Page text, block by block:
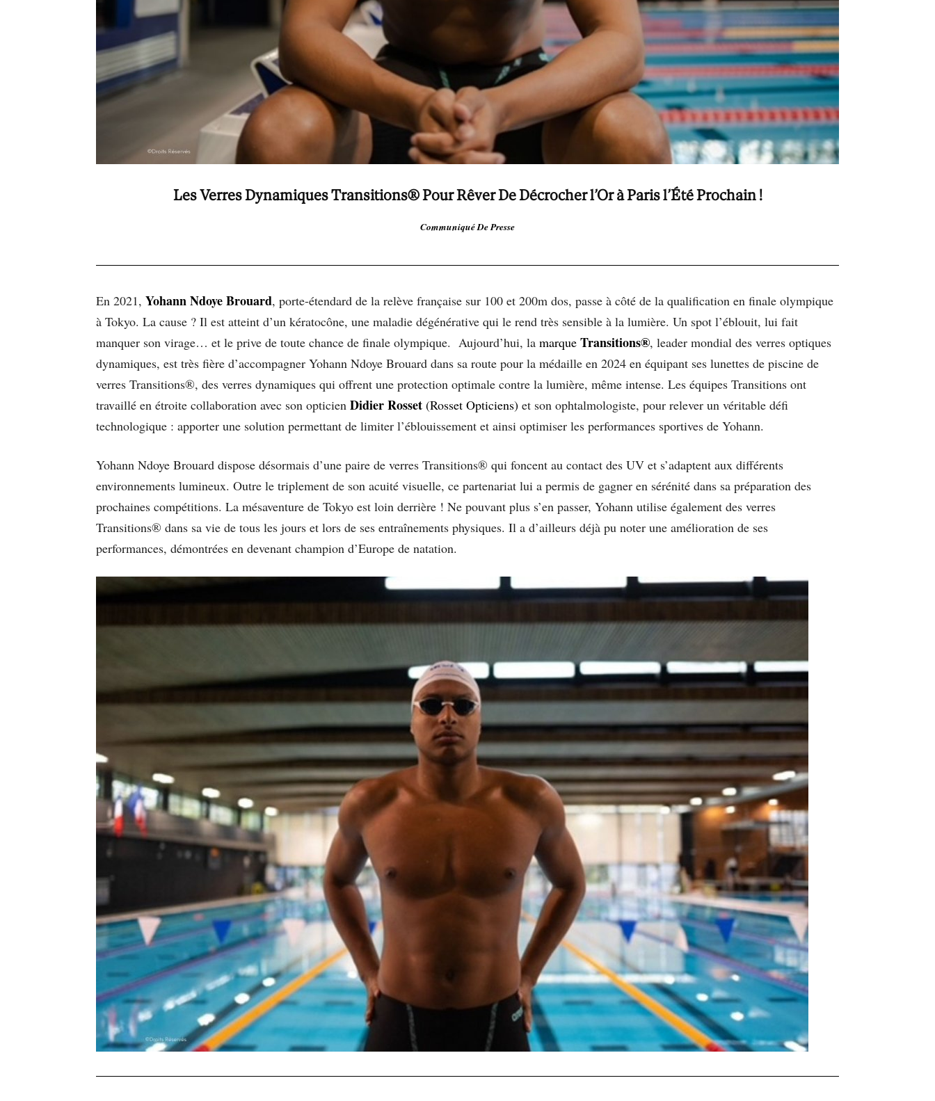
Les Verres Dynamiques Transitions®Pour Rêver De Décrocher l’Or à Paris l’Été Prochain !
Communiqué De Presse
En 2021, Yohann Ndoye Brouard, porte-étendard de la relève française sur 100 et 200m dos, passe à côté de la qualification en finale olympique
à Tokyo. La cause ? Il est atteint d’un kératocône, une maladie dégénérative qui le rend très sensible à la lumière. Un spot l’éblouit, lui fait
manquer son virage… et le prive de toute chance de finale olympique. Aujourd’hui, la marque Transitions®, leader mondial des verres optiques
dynamiques, est très fière d’accompagner Yohann Ndoye Brouard dans sa route pour la médaille en 2024 en équipant ses lunettes de piscine de
verres Transitions®, des verres dynamiques qui offrent une protection optimale contre la lumière, même intense. Les équipes Transitions ont
travaillé en étroite collaboration avec son opticien Didier Rosset (Rosset Opticiens) et son ophtalmologiste, pour relever un véritable défi
technologique : apporter une solution permettant de limiter l’éblouissement et ainsi optimiser les performances sportives de Yohann.
Yohann Ndoye Brouard dispose désormais d’une paire de verres Transitions® qui foncent au contact des UV et s’adaptent aux différents
environnements lumineux. Outre le triplement de son acuité visuelle, ce partenariat lui a permis de gagner en sérénité dans sa préparation des
prochaines compétitions. La mésaventure de Tokyo est loin derrière ! Ne pouvant plus s’en passer, Yohann utilise également des verres
Transitions® dans sa vie de tous les jours et lors de ses entraînements physiques. Il a d’ailleurs déjà pu noter une amélioration de ses
performances, démontrées en devenant champion d’Europe de natation.